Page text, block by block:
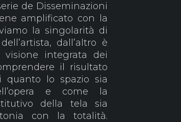
de Disseminazioni
amplificato con la
la singolarità di
dall’altro è
visione integrata dei
il risultato
quanto lo spazio sia
e come la
della tela sia
con la totalità.